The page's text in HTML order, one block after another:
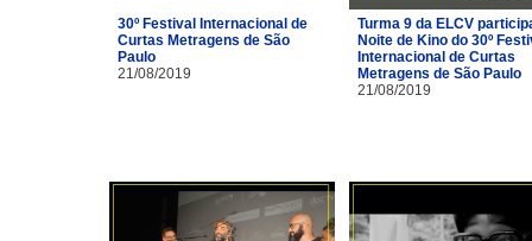
30º Festival Internacional de
Curtas Metragens de São
Paulo
21/08/2019
Turma 9 da ELCV
Noite de Kino do 30º
Internacional de Curtas
Metragens de São Paulo
21/08/2019